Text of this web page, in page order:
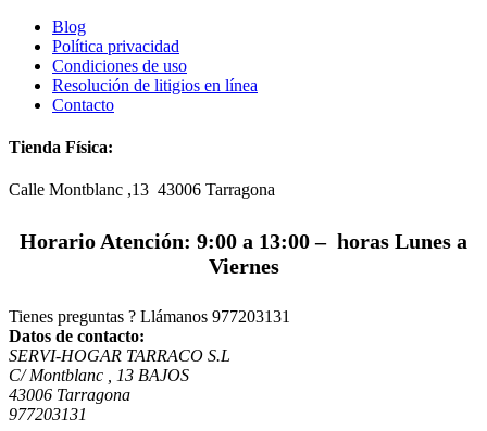
Blog
Política privacidad
Condiciones de uso
Resolución de litigios en línea
Contacto
Tienda Física:
Calle Montblanc ,13 43006 Tarragona
Horario Atención: 9:00 a 13:00 – horas Lunes a
Viernes
Tienes preguntas ? Llámanos 977203131
Datos de contacto:
SERVI-HOGAR TARRACO S.L
C/ Montblanc , 13 BAJOS
43006 Tarragona
977203131